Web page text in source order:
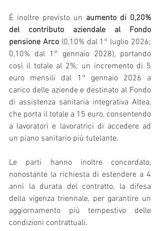
È inoltre previsto un aumento di 0,20%
del contributo aziendale al Fondo
pensione Arco (0,10% dal 1° luglio 2026;
0,10% dal 1° gennaio 2028), portando
così il totale al 2%; un incremento di 5
euro mensili dal 1° gennaio 2026 a
carico delle aziende e destinato al Fondo
di assistenza sanitaria integrativa Altea,
che porta il totale a 15 euro, consentendo
a lavoratori e lavoratrici di accedere ad
un piano sanitario più tutelante.
Le parti hanno inoltre concordato,
nonostante la richiesta di estendere a 4
anni la durata del contratto, la difesa
della vigenza triennale, per garantire un
aggiornamento più tempestivo delle
condizioni contrattuali.